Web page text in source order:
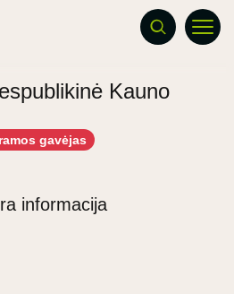
Kauno
gavėjas
informacija